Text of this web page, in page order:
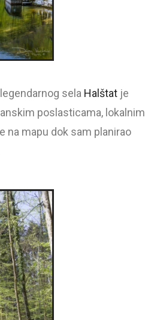
sela Halštat je
poslasticama, lokalnim
na mapu dok sam planirao